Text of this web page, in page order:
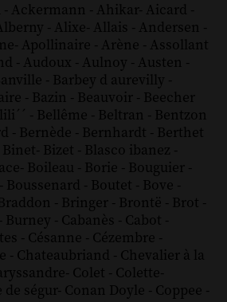
- Ackermann - Ahikar- Aicard -
- Alixe- Allais - Andersen -
- Apollinaire - Arène - Assollant
- Audoux - Aulnoy - Austen -
- Barbey d aurevilly -
- Bazin - Beauvoir - Beecher
- Bellême - Beltran - Bentzon
- Bernède - Bernhardt - Berthet
Binet- Bizet - Blasco ibanez -
- Boileau - Borie - Bouguier -
- Boussenard - Boutet - Bove -
- Bringer - Brontë - Brot -
- Burney - Cabanès - Cabot -
- Césanne - Cézembre -
- Chateaubriand - Chevalier à la
- Colet - Colette-
de ségur- Conan Doyle - Coppee -